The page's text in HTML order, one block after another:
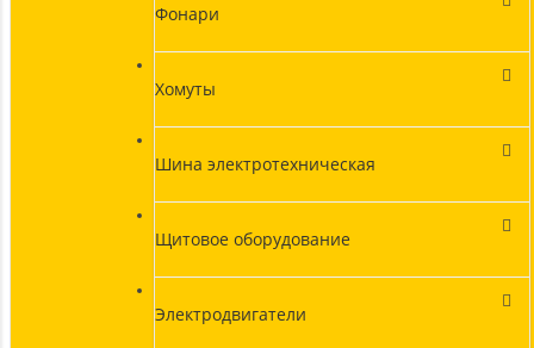
Фонари
Хомуты
Шина электротехническая
Щитовое оборудование
Электродвигатели